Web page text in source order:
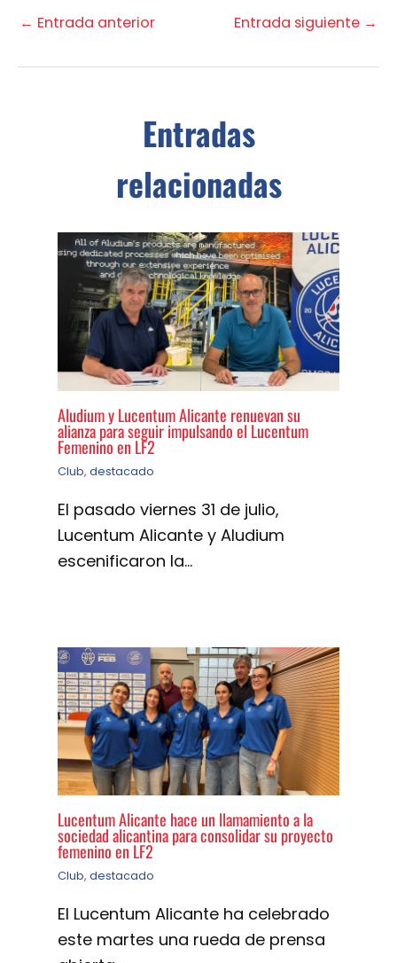
← Entrada anterior Entrada siguiente →
Entradas
relacionadas
Aludium y Lucentum Alicante renuevan su
alianza para seguir impulsando el Lucentum
Femenino en LF2
Club, destacado
El pasado viernes 31 de julio,
Lucentum Alicante y Aludium
escenificaron la…
Lucentum Alicante hace un llamamiento a la
sociedad alicantina para consolidar su proyecto
femenino en LF2
Club, destacado
El Lucentum Alicante ha celebrado
este martes una rueda de prensa